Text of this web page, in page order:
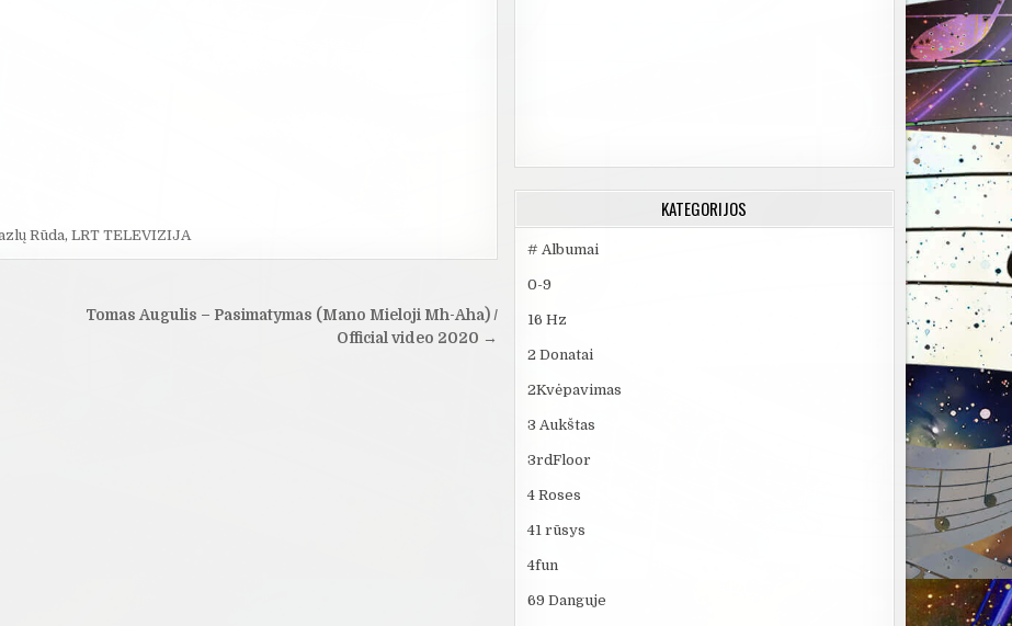
Rūda, LRT TELEVIZIJA
Tomas Augulis – Pasimatymas (Mano Mieloji Mh-Aha) /
Official video 2020 →
KATEGORIJOS
# Albumai
0-9
16 Hz
2 Donatai
2Kvėpavimas
3 Aukštas
3rdFloor
4 Roses
41 rūsys
4fun
69 Danguje